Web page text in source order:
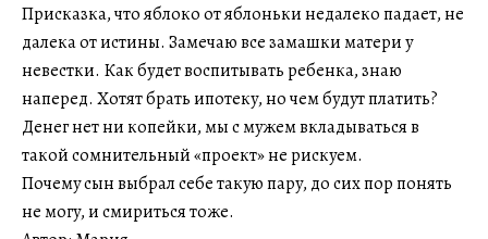
Присказка, что яблоко от яблоньки недалеко падает, не
далека от истины. Замечаю все замашки матери у
невестки. Как будет воспитывать ребенка, знаю
наперед. Хотят брать ипотеку, но чем будут платить?
Денег нет ни копейки, мы с мужем вкладываться в
такой сомнительный «проект» не рискуем.
Почему сын выбрал себе такую пару, до сих пор понять
не могу, и смириться тоже.